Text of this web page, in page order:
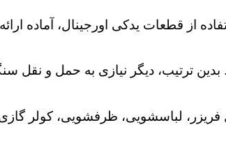
از قطعات یدکی اورجینال، آماده
ترتیب، دیگر نیازی به حمل و نقل
لباسشویی، ظرفشویی، کولر